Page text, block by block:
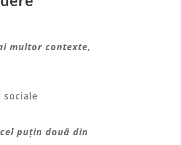
multor contexte,
puțin două din